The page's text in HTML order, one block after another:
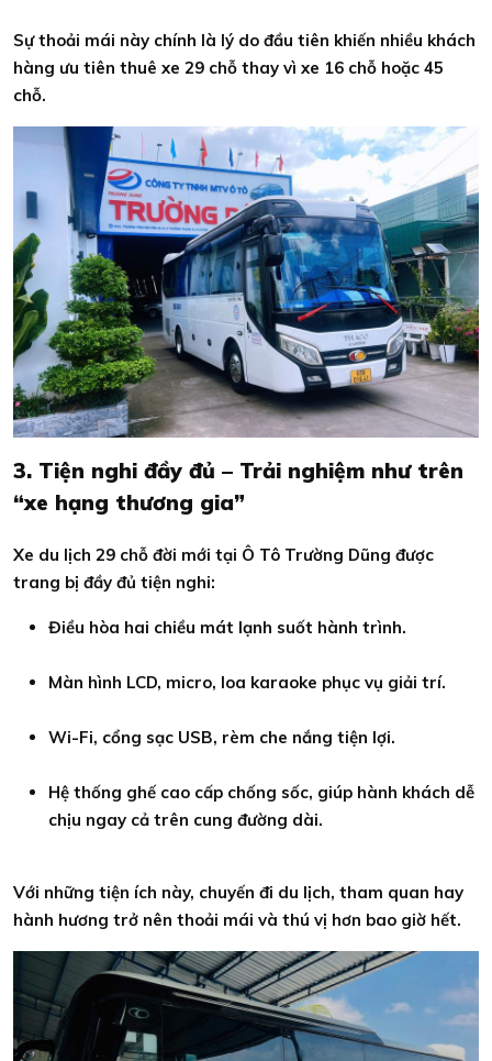
Sự thoải mái này chính là lý do đầu tiên khiến nhiều khách
hàng ưu tiên thuê xe 29 chỗ thay vì xe 16 chỗ hoặc 45
chỗ.
3. Tiện nghi đầy đủ – Trải nghiệm như trên
“xe hạng thương gia”
Xe du lịch 29 chỗ đời mới tại Ô Tô Trường Dũng được
trang bị đầy đủ tiện nghi:
Điều hòa hai chiều mát lạnh suốt hành trình.
Màn hình LCD, micro, loa karaoke phục vụ giải trí.
Wi-Fi, cổng sạc USB, rèm che nắng tiện lợi.
Hệ thống ghế cao cấp chống sốc, giúp hành khách dễ
chịu ngay cả trên cung đường dài.
Với những tiện ích này, chuyến đi du lịch, tham quan hay
hành hương trở nên thoải mái và thú vị hơn bao giờ hết.